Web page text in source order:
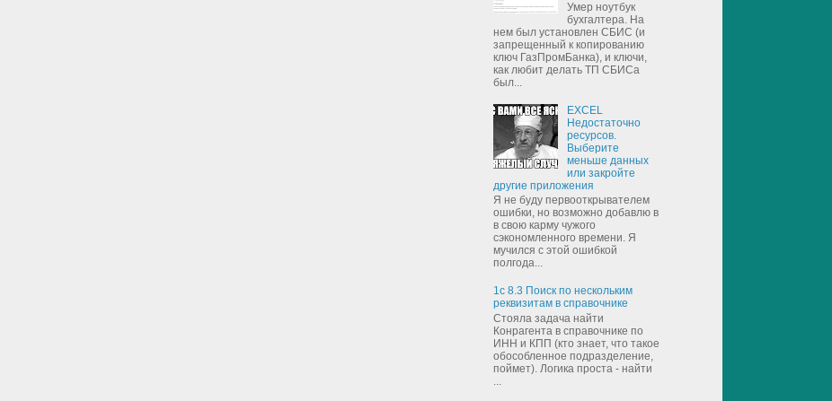
Умер ноутбук
бухгалтера. На
нем был установлен СБИС (и
запрещенный к копированию
ключ ГазПромБанка), и ключи,
как любит делать ТП СБИСа
был...
EXCEL
Недостаточно
ресурсов.
Выберите
меньше данных
или закройте
другие приложения
Я не буду первооткрывателем
ошибки, но возможно добавлю в
в свою карму чужого
сэкономленного времени. Я
мучился с этой ошибкой
полгода...
1с 8.3 Поиск по нескольким
реквизитам в справочнике
Стояла задача найти
Конрагента в справочнике по
ИНН и КПП (кто знает, что такое
обособленное подразделение,
поймет). Логика проста - найти